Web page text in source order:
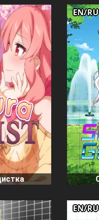
EN/RU
EN/RU